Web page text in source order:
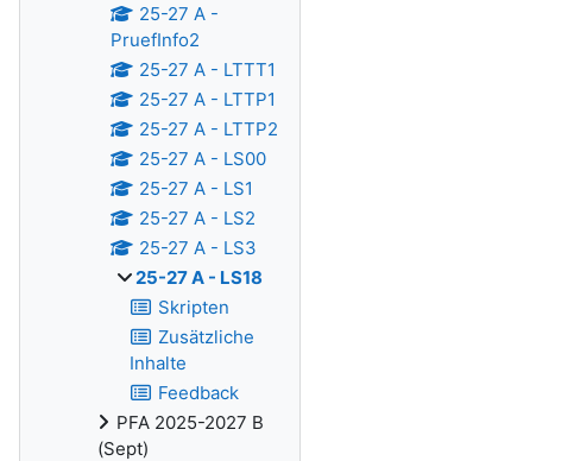
25-27 A -
PruefInfo2
25-27 A - LTTT1
25-27 A - LTTP1
25-27 A - LTTP2
25-27 A - LS00
25-27 A - LS1
25-27 A - LS2
25-27 A - LS3
25-27 A - LS18
Skripten
Zusätzliche
Inhalte
Feedback
PFA 2025-2027 B
(Sept)